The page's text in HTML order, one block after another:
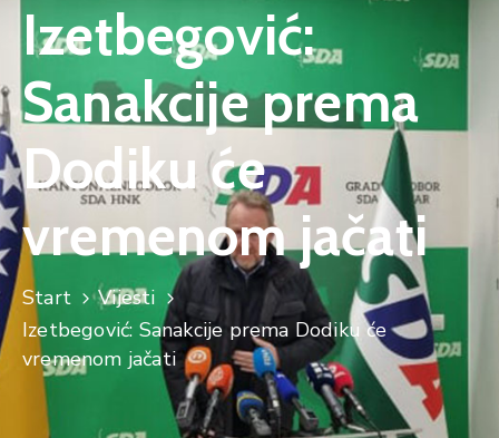
VIJESTI
KONTAKT
Izetbegović:
Sanakcije prema
Dodiku će
vremenom jačati
Start
Vijesti
Izetbegović: Sanakcije prema Dodiku će
vremenom jačati